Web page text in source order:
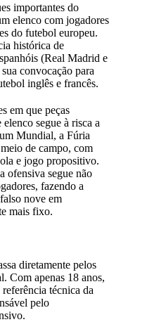
importantes do
elenco com jogadores
do futebol europeu.
histórica de
(Real Madrid e
convocação para
inglês e francês.
em que peças
segue à risca a
Mundial, a Fúria
de campo, com
e jogo propositivo.
ofensiva segue não
fazendo a
nove em
mais fixo.
diretamente pelos
Com apenas 18 anos,
técnica da
pelo